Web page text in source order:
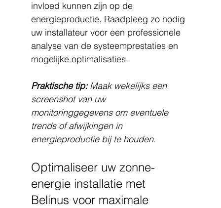
invloed kunnen zijn op de
energieproductie. Raadpleeg zo nodig
uw installateur voor een professionele
analyse van de systeemprestaties en
mogelijke optimalisaties.
Praktische tip: Maak wekelijks een
screenshot van uw
monitoringgegevens om eventuele
trends of afwijkingen in
energieproductie bij te houden.
Optimaliseer uw zonne-
energie installatie met
Belinus voor maximale